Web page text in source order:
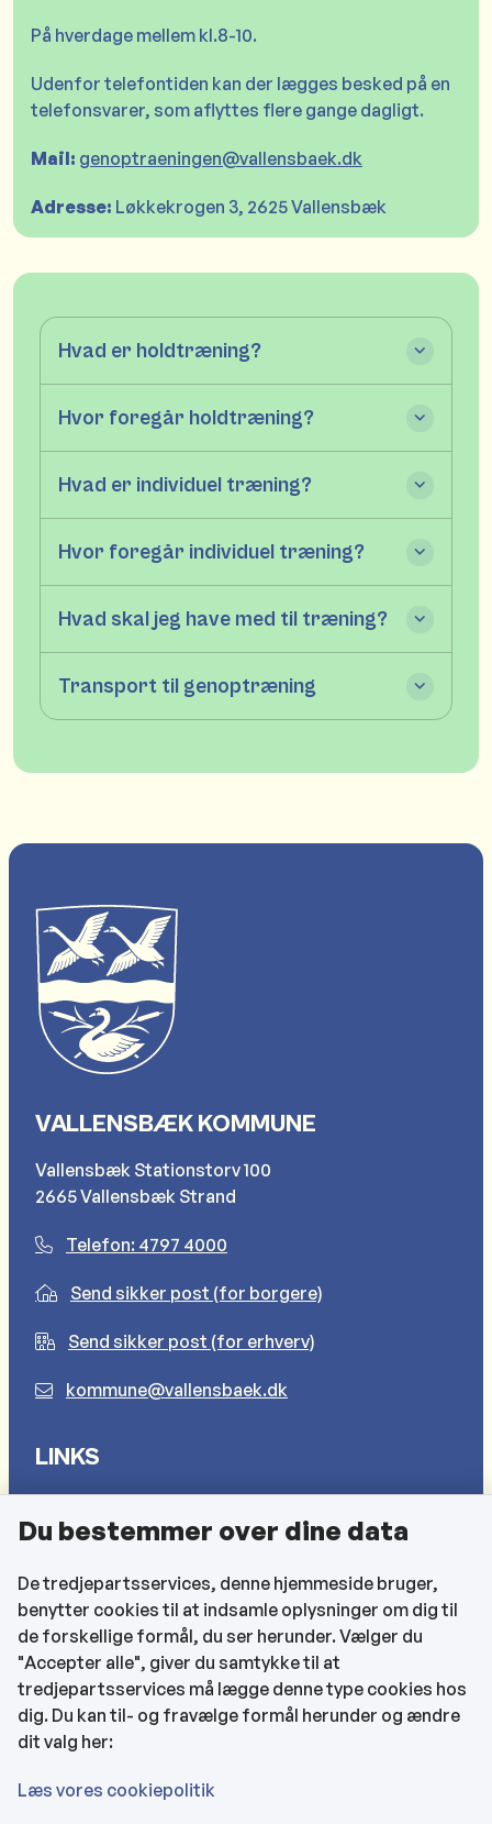
På hverdage mellem kl.8-10.
Udenfor telefontiden kan der lægges besked på en
telefonsvarer, som aflyttes flere gange dagligt.
Mail: genoptraeningen@vallensbaek.dk
Adresse: Løkkekrogen 3, 2625 Vallensbæk
Hvad er holdtræning?
Hvor foregår holdtræning?
Hvad er individuel træning?
Hvor foregår individuel træning?
Hvad skal jeg have med til træning?
Transport til genoptræning
VALLENSBÆK KOMMUNE
Vallensbæk Stationstorv 100
2665 Vallensbæk Strand
Telefon: 4797 4000
Send sikker post (for borgere)
Send sikker post (for erhverv)
kommune@vallensbaek.dk
LINKS
Cookies
Find EAN-numre
CVR og bankoplysninger
Tilgængelighedserklæring
KONTAKTOPLYSNINGER
Rådhuset
Du bestemmer over dine data
De tredjepartsservices, denne hjemmeside bruger,
benytter cookies til at indsamle oplysninger om dig til
de forskellige formål, du ser herunder. Vælger du
"Accepter alle", giver du samtykke til at
tredjepartsservices må lægge denne type cookies hos
dig. Du kan til- og fravælge formål herunder og ændre
dit valg her:
Læs vores cookiepolitik